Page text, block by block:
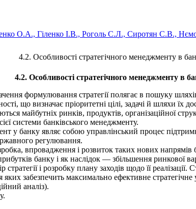
О.А., Гіленко І.В., Роголь С.Л., Сиротян С.В.,
4.2. Особливості стратегічного менеджменту в
4.2. Особливості стратегічного менеджменту в
формулювання стратегії полягає в пошуку
що визначає пріоритетні цілі, задачі й шляхи їх
майбутніх ринків, продуктів, організаційної
системи банківського менеджменту.
у банку являє собою управлінський процес
регулювання.
впро­вадження і розвиток таких нових напрямів
банку і як наслідок — збільшен­ня ринкової
і розробку плану заходів щодо її
яких забезпечить максимально ефективне
аналіз).